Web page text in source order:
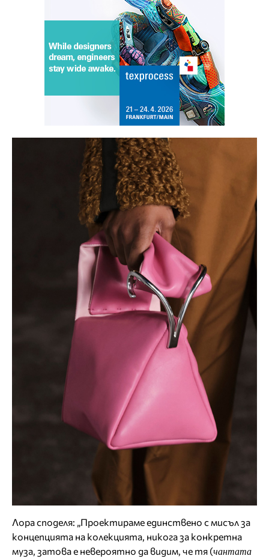
Лора споделя: „Проектираме единствено с мисъл за
концепцията на колекцията, никога за конкретна
муза, затова е невероятно да видим, че тя (чантата